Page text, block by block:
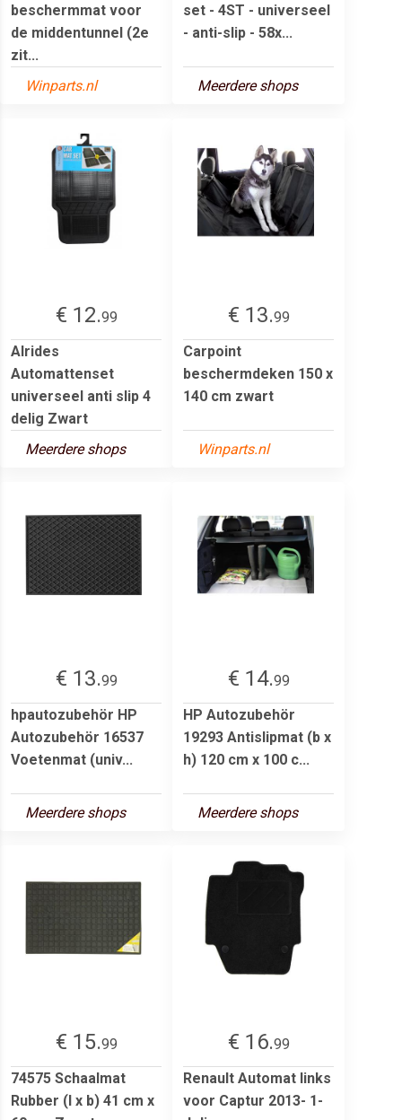
beschermmat voor
de middentunnel (2e
zit...
Winparts.nl
set - 4ST - universeel
- anti-slip - 58x...
Meerdere shops
€ 12.99
Alrides
Automattenset
universeel anti slip 4
delig Zwart
Meerdere shops
€ 13.99
Carpoint
beschermdeken 150 x
140 cm zwart
Winparts.nl
€ 13.99
hpautozubehör HP
Autozubehör 16537
Voetenmat (univ...
Meerdere shops
€ 14.99
HP Autozubehör
19293 Antislipmat (b x
h) 120 cm x 100 c...
Meerdere shops
€ 15.99
74575 Schaalmat
Rubber (l x b) 41 cm x
€ 16.99
Renault Automat links
voor Captur 2013- 1-